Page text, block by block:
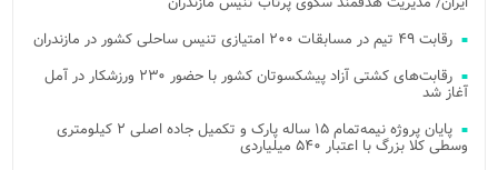
رقابت ۴۹ تیم در مسابقات ۲۰۰ امتیازی تنیس ساحلی کشور در مازندران
رقابت‌های کشتی آزاد پیشکسوتان کشور با حضور ۲۳۰ ورزشکار در آمل
آغاز شد
پایان پروژه نیمه‌تمام ۱۵ ساله پارک و تکمیل جاده اصلی ۲ کیلومتری
وسطی کلا بزرگ با اعتبار ۵۴۰ میلیاردی